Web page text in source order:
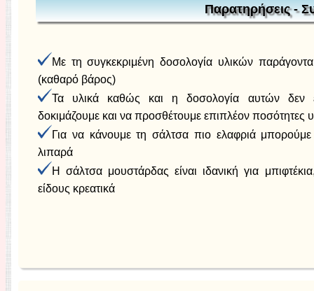
Παρατηρήσεις -
Με τη συγκεκριμένη δοσολογία υλικών
(καθαρό βάρος)
Τα υλικά καθώς και η δοσολογία αυτών δεν
δοκιμάζουμε και να προσθέτουμε επιπλέον ποσότητες
Για να κάνουμε τη σάλτσα πιο ελαφριά
λιπαρά
Η σάλτσα μουστάρδας είναι ιδανική για
είδους κρεατικά